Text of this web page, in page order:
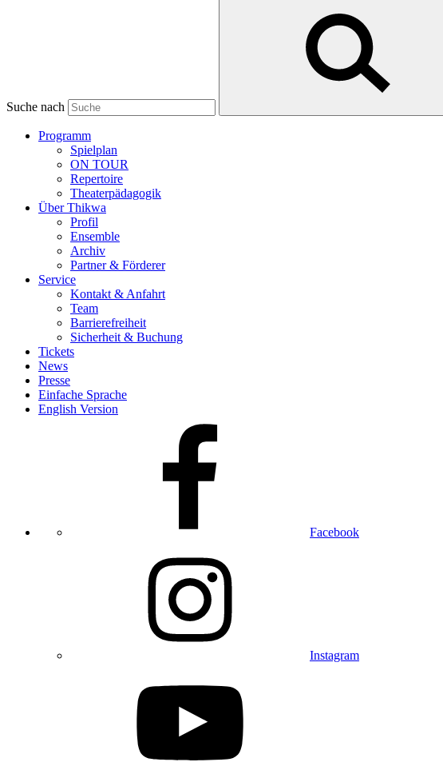
Suche nach
Programm
Spielplan
ON TOUR
Repertoire
Theaterpädagogik
Über Thikwa
Profil
Ensemble
Archiv
Partner & Förderer
Service
Kontakt & Anfahrt
Team
Barrierefreiheit
Sicherheit & Buchung
Tickets
News
Presse
Einfache Sprache
English Version
Facebook
Instagram